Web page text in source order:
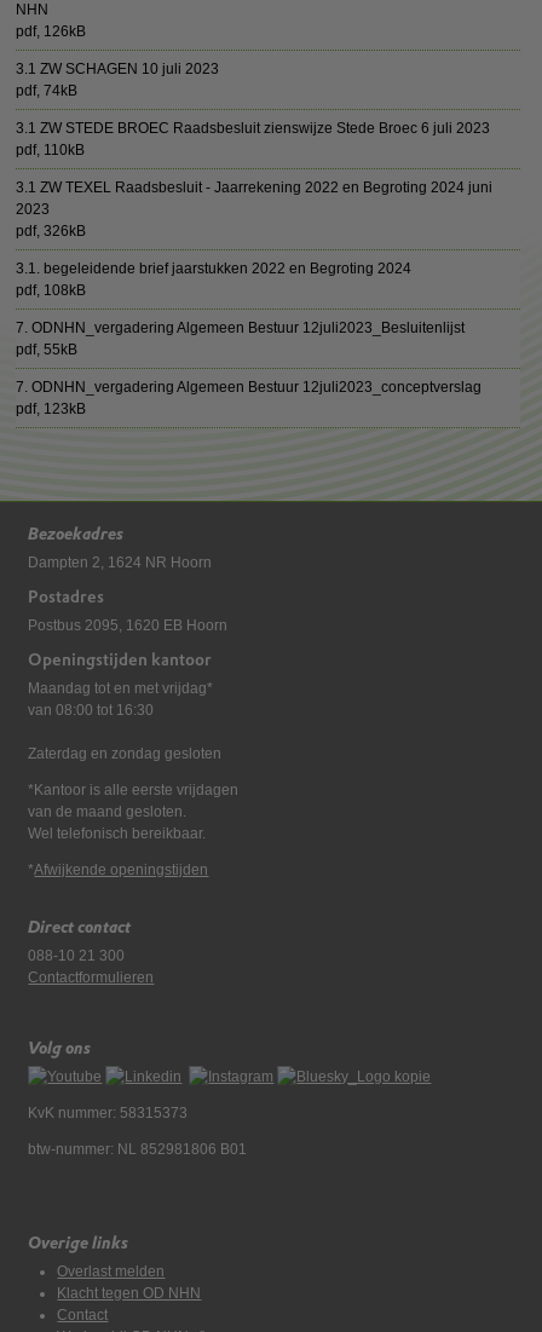
NHN
pdf, 126kB
3.1 ZW SCHAGEN 10 juli 2023
pdf, 74kB
3.1 ZW STEDE BROEC Raadsbesluit zienswijze Stede Broec 6 juli 2023
pdf, 110kB
3.1 ZW TEXEL Raadsbesluit - Jaarrekening 2022 en Begroting 2024 juni
2023
pdf, 326kB
3.1. begeleidende brief jaarstukken 2022 en Begroting 2024
pdf, 108kB
7. ODNHN_vergadering Algemeen Bestuur 12juli2023_Besluitenlijst
pdf, 55kB
7. ODNHN_vergadering Algemeen Bestuur 12juli2023_conceptverslag
pdf, 123kB
Bezoekadres
Dampten 2, 1624 NR Hoorn
Postadres
Postbus 2095, 1620 EB Hoorn
Openingstijden kantoor
Maandag tot en met vrijdag*
van 08:00 tot 16:30
Zaterdag en zondag gesloten
*Kantoor is alle eerste vrijdagen
van de maand gesloten.
Wel telefonisch bereikbaar.
*Afwijkende openingstijden
Direct contact
088-10 21 300
Contactformulieren
Volg ons
KvK nummer: 58315373
btw-nummer: NL 852981806 B01
Overige links
Overlast melden
Klacht tegen OD NHN
Contact